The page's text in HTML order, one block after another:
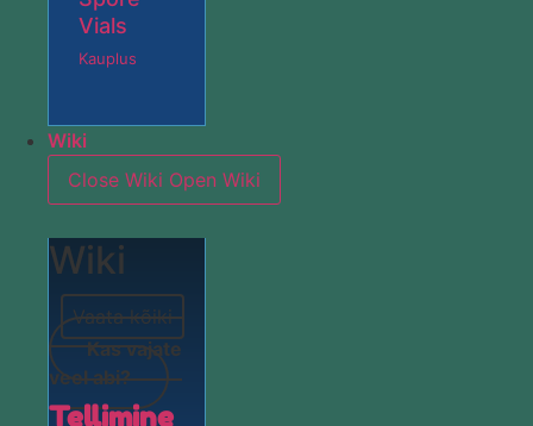
Vials
Kauplus
Wiki
Close Wiki Open Wiki
Wiki
Vaata kõiki
Kas vajate
veel abi?
Tellimine